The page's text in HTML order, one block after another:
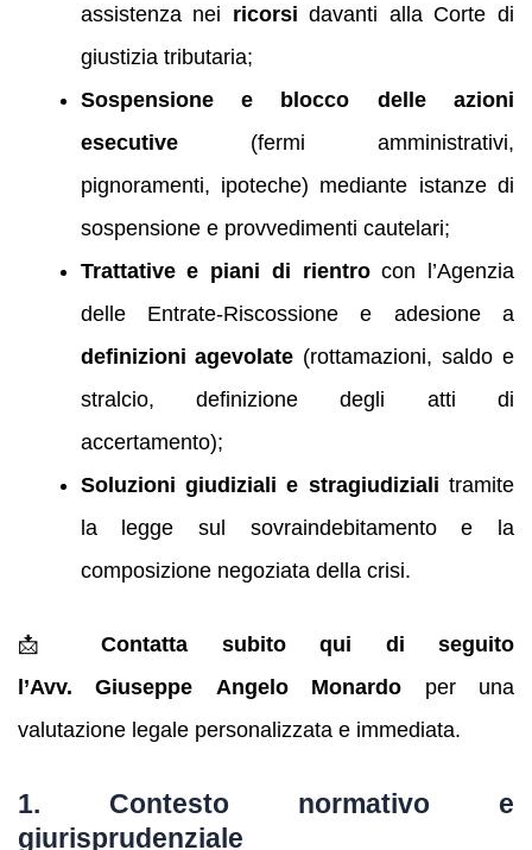
assistenza nei ricorsi davanti alla Corte di
giustizia tributaria;
Sospensione e blocco delle azioni
esecutive(fermi amministrativi,
pignoramenti, ipoteche) mediante istanze di
sospensione e provvedimenti cautelari;
Trattative e piani di rientrocon l’Agenzia
delle Entrate‑Riscossione e adesione a
definizioni agevolate (rottamazioni, saldo e
stralcio, definizione degli atti di
accertamento);
Soluzioni giudiziali e stragiudiziali tramite
la legge sul sovraindebitamento e la
composizione negoziata della crisi.
📩 Contatta subito qui di seguito
l’Avv. Giuseppe Angelo Monardo per una
valutazione legale personalizzata e immediata.
1. Contesto normativo e
giurisprudenziale